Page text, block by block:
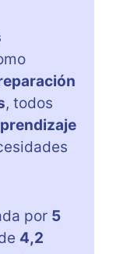
, todos
por 5
4,2